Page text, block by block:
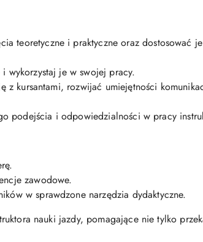
teoretyczne i praktyczne oraz dostosować
i wykorzystaj je w swojej pracy.
kursantami, rozwijać umiejętności
podejścia i odpowiedzialności w pracy
zawodowe.
w sprawdzone narzędzia dydaktyczne.
nauki jazdy, pomagające nie tylko